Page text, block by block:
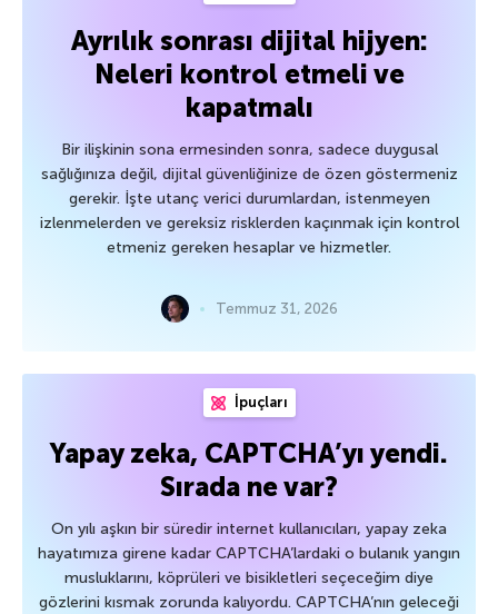
Ayrılık sonrası dijital hijyen:
Neleri kontrol etmeli ve
kapatmalı
Bir ilişkinin sona ermesinden sonra, sadece duygusal
sağlığınıza değil, dijital güvenliğinize de özen göstermeniz
gerekir. İşte utanç verici durumlardan, istenmeyen
izlenmelerden ve gereksiz risklerden kaçınmak için kontrol
etmeniz gereken hesaplar ve hizmetler.
Temmuz 31, 2026
İpuçları
Yapay zeka, CAPTCHA’yı yendi.
Sırada ne var?
On yılı aşkın bir süredir internet kullanıcıları, yapay zeka
hayatımıza girene kadar CAPTCHA’lardaki o bulanık yangın
musluklarını, köprüleri ve bisikletleri seçeceğim diye
gözlerini kısmak zorunda kalıyordu. CAPTCHA’nın geleceği